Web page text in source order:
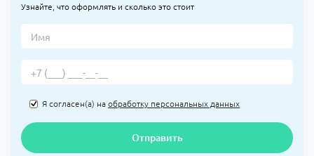
Узнайте, что оформлять и сколько это стоит
Я согласен(а) наобработку персональных данных
Отправить